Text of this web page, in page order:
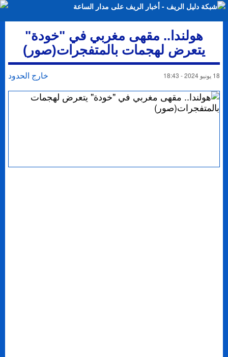
هولندا.. مقهى مغربي في "خودة"
يتعرض لهجمات بالمتفجرات(صور)
خارج الحدود 18 يونيو 2024 - 18:43